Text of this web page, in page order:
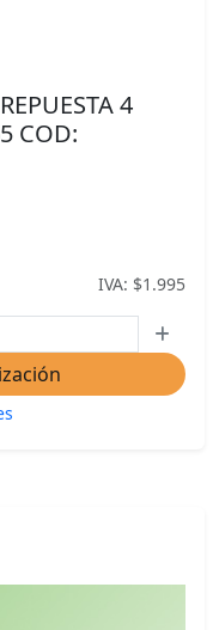
4
COD:
IVA: $1.995